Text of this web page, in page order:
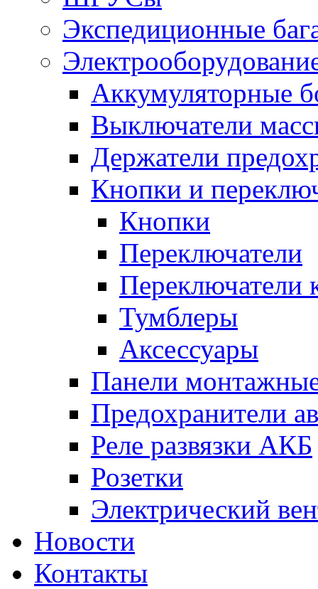
Экспедиционные
Аккумуляторные
Выключатели
Держатели
Кнопки и
Кнопки
Переключатели
Переключатели
Тумблеры
Аксессуары
Панели
Предохранители
Реле развязки АКБ
Розетки
Электрический
Новости
Контакты